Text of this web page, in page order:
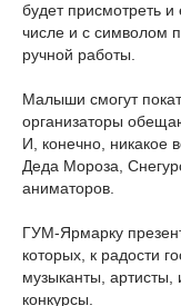
будет присмотреть
числе и с символом
ручной работы.
Малыши смогут
организаторы
И, конечно, никакое
Деда Мороза,
аниматоров.
ГУМ-Ярмарку
которых, к радости
музыканты, артисты,
конкурсы.